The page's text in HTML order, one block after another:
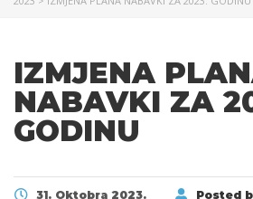
IZMJENA
NABAVKI ZA
GODINU
31. Oktobra 2023. Posted